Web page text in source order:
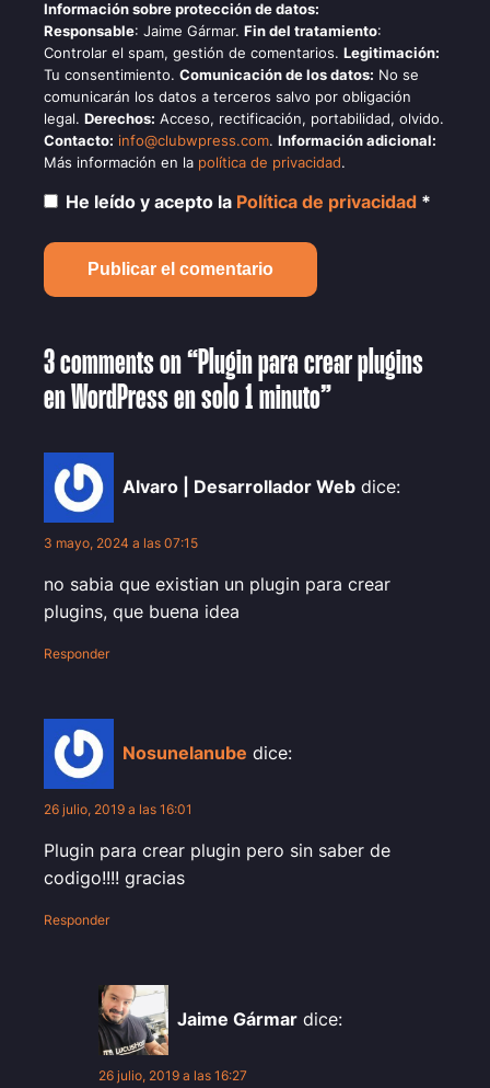
Información sobre protección de datos:
Responsable: Jaime Gármar. Fin del tratamiento:
Controlar el spam, gestión de comentarios. Legitimación:
Tu consentimiento. Comunicación de los datos: No se
comunicarán los datos a terceros salvo por obligación
legal. Derechos: Acceso, rectificación, portabilidad, olvido.
Contacto: info@clubwpress.com. Información adicional:
Más información en la política de privacidad.
He leído y acepto la Política de privacidad *
3 comments on “Plugin para crear plugins
en WordPress en solo 1 minuto”
Alvaro | Desarrollador Web dice:
3 mayo, 2024 a las 07:15
no sabia que existian un plugin para crear
plugins, que buena idea
Responder
Nosunelanube dice:
26 julio, 2019 a las 16:01
Plugin para crear plugin pero sin saber de
codigo!!!! gracias
Responder
Jaime Gármar dice:
26 julio, 2019 a las 16:27